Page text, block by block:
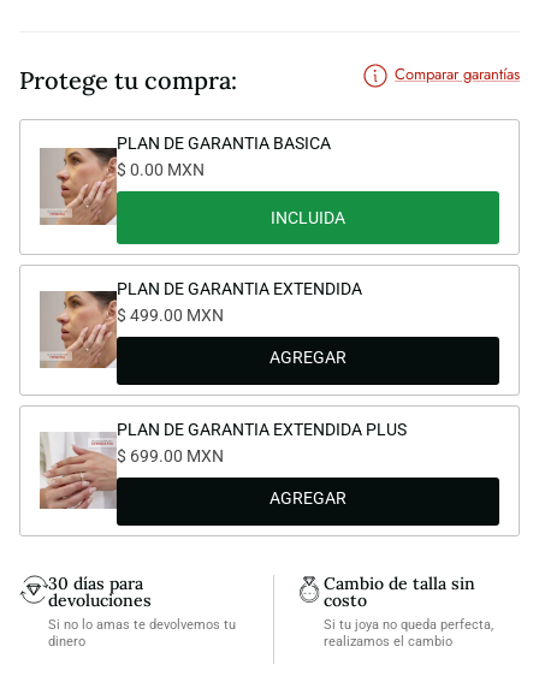
Protege tu compra: Comparar garantías
PLAN DE GARANTIA BASICA
$ 0.00 MXN
INCLUIDA
PLAN DE GARANTIA EXTENDIDA
$ 499.00 MXN
PLAN DE GARANTIA EXTENDIDA PLUS
$ 699.00 MXN
30 días para
devoluciones
Si no lo amas te devolvemos tu
dinero
Cambio de talla sin
costo
Si tu joya no queda perfecta,
realizamos el cambio